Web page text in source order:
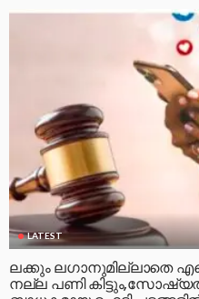
LATEST
ലക്കും ലഗാനുമില്ലാതെ
നല്ല പണി